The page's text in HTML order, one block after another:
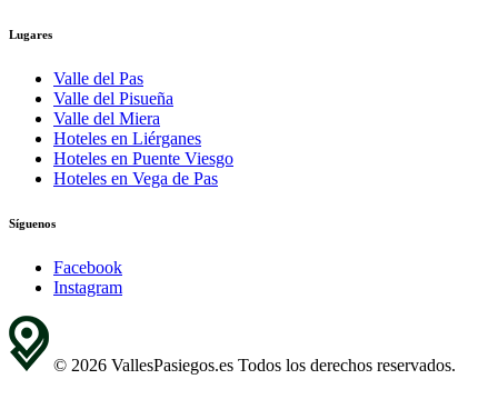
Lugares
Valle del Pas
Valle del Pisueña
Valle del Miera
Hoteles en Liérganes
Hoteles en Puente Viesgo
Hoteles en Vega de Pas
Síguenos
Facebook
Instagram
© 2026 VallesPasiegos.es Todos los derechos reservados.